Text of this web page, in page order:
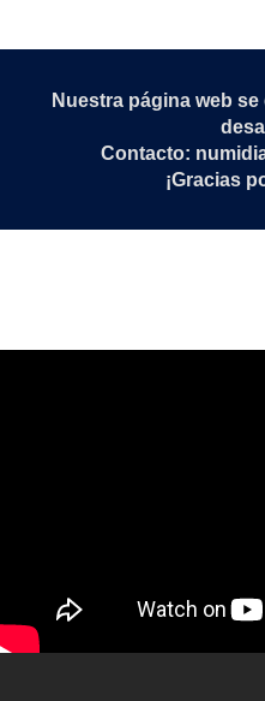
Nuestra página web
Contacto:
¡Gracias